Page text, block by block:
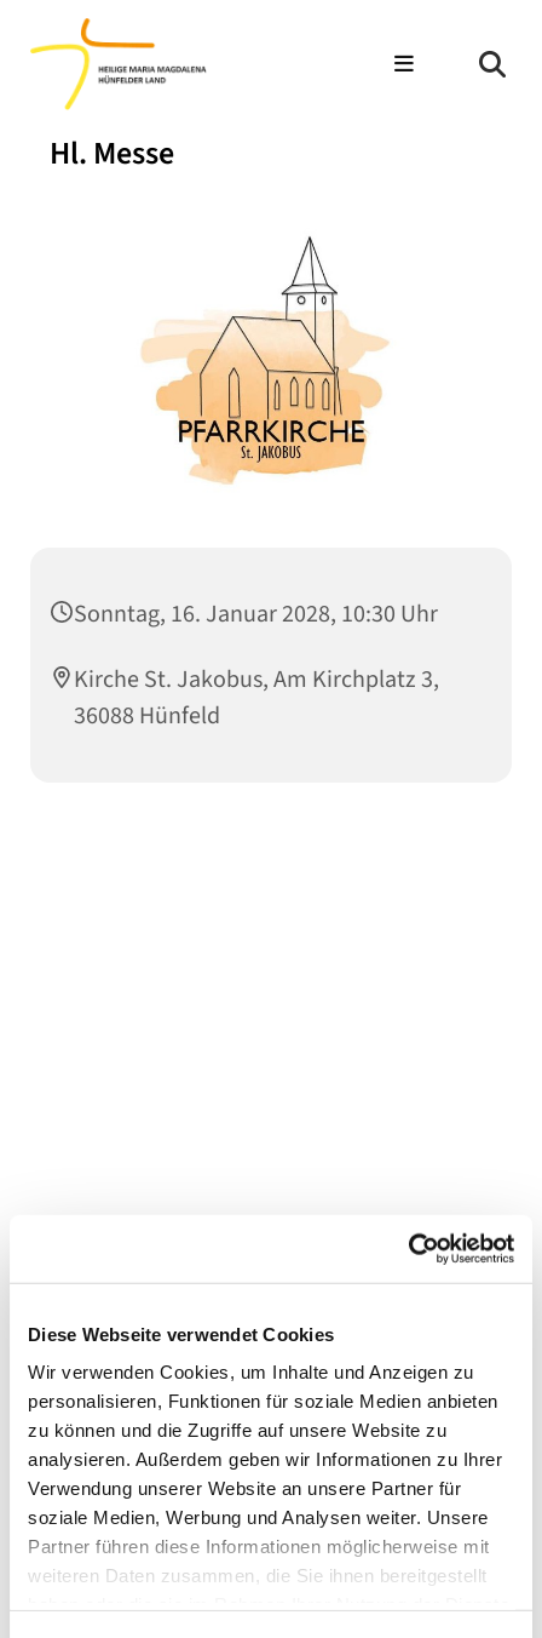
Diese Webseite verwendet Cookies
Wir verwenden Cookies, um Inhalte und Anzeigen zu
personalisieren, Funktionen für soziale Medien anbieten
zu können und die Zugriffe auf unsere Website zu
analysieren. Außerdem geben wir Informationen zu Ihrer
Verwendung unserer Website an unsere Partner für
soziale Medien, Werbung und Analysen weiter. Unsere
Partner führen diese Informationen möglicherweise mit
weiteren Daten zusammen, die Sie ihnen bereitgestellt
Hl. Messe
Sonntag, 16. Januar 2028, 10:30 Uhr
Kirche St. Jakobus, Am Kirchplatz 3,
36088 Hünfeld
Dies könnte Sie auch
interessieren